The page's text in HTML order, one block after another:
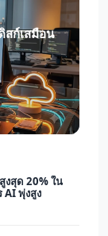
สก์เสมือน
งสุด 20% ใน
AI พุ่งสูง